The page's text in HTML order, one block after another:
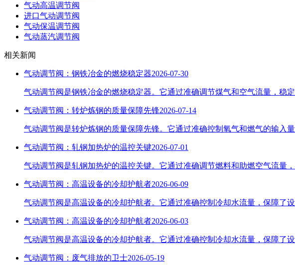
气动高温调节阀
进口气动调节阀
气动保温调节阀
气动蒸汽调节阀
相关新闻
气动调节阀：钢铁冶金的燃烧稳定器2026-07-30
气动调节阀是钢铁冶金的燃烧稳定器。它通过准确调节煤气和空气流量，稳
气动调节阀：转炉炼钢的质量保障先锋2026-07-14
气动调节阀是转炉炼钢的质量保障先锋。它通过准确控制氧气和燃气的输入
气动调节阀：轧钢加热炉的温控关键2026-07-01
气动调节阀是轧钢加热炉的温控关键。它通过准确调节燃料和助燃空气流量
气动调节阀：高温设备的冷却护航者2026-06-09
气动调节阀是高温设备的冷却护航者。它通过准确控制冷却水流量，保障了
气动调节阀：高温设备的冷却护航者2026-06-03
气动调节阀是高温设备的冷却护航者。它通过准确控制冷却水流量，保障了
气动调节阀：废气排放的卫士2026-05-19